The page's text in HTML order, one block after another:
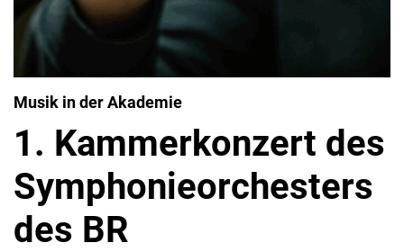
Musik in der Akademie
1. Kammerkonzert des
Symphonieorchesters
des BR